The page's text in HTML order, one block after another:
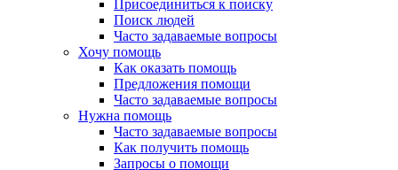
Присоединиться к поиску
Поиск людей
Часто задаваемые вопросы
Хочу помощь
Как оказать помощь
Предложения помощи
Часто задаваемые вопросы
Нужна помощь
Часто задаваемые вопросы
Как получить помощь
Запросы о помощи